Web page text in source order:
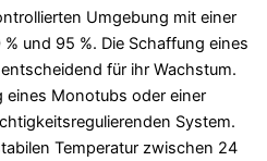
Umgebung mit einer
und 95 %. Die Schaffung eines
für ihr Wachstum.
eines Monotubs oder einer
System.
Temperatur zwischen 24